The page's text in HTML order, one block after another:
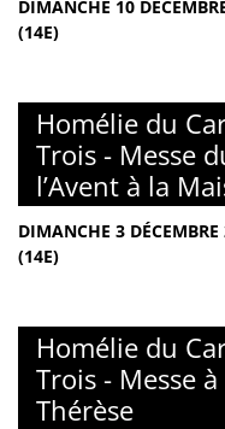
DIMANCHE 10
(14E)
Homélie du
Trois - Messe
l’Avent à la
DIMANCHE 3
(14E)
Homélie du
Trois - Messe
Thérèse